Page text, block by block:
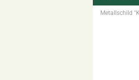
Metallschild